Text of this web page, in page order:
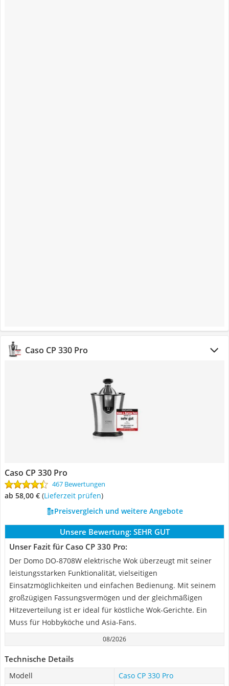
Caso CP 330 Pro
Caso CP 330 Pro
467 Bewertungen
ab 58,00 € (Lieferzeit prüfen)
Preisvergleich und weitere Angebote
Unsere Bewertung: SEHR GUT
Unser Fazit für Caso CP 330 Pro:
Der Domo DO-8708W elektrische Wok überzeugt mit seiner
leistungsstarken Funktionalität, vielseitigen
Einsatzmöglichkeiten und einfachen Bedienung. Mit seinem
großzügigen Fassungsvermögen und der gleichmäßigen
Hitzeverteilung ist er ideal für köstliche Wok-Gerichte. Ein
Muss für Hobbyköche und Asia-Fans.
08/2026
Technische Details
Modell
Caso CP 330 Pro